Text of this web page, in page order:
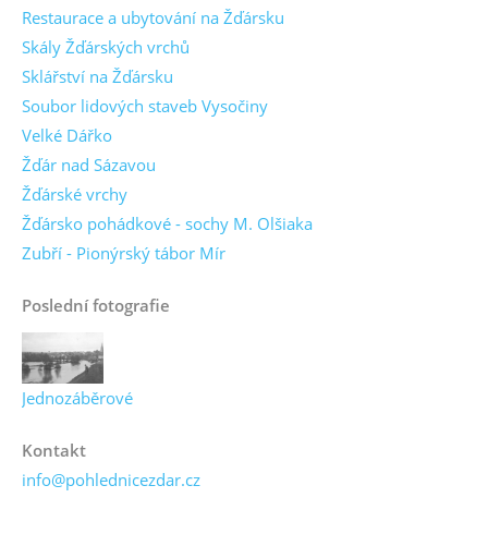
Restaurace a ubytování na Žďársku
Skály Žďárských vrchů
Sklářství na Žďársku
Soubor lidových staveb Vysočiny
Velké Dářko
Žďár nad Sázavou
Žďárské vrchy
Žďársko pohádkové - sochy M. Olšiaka
Zubří - Pionýrský tábor Mír
Poslední fotografie
Jednozáběrové
Kontakt
info@pohlednicezdar.cz